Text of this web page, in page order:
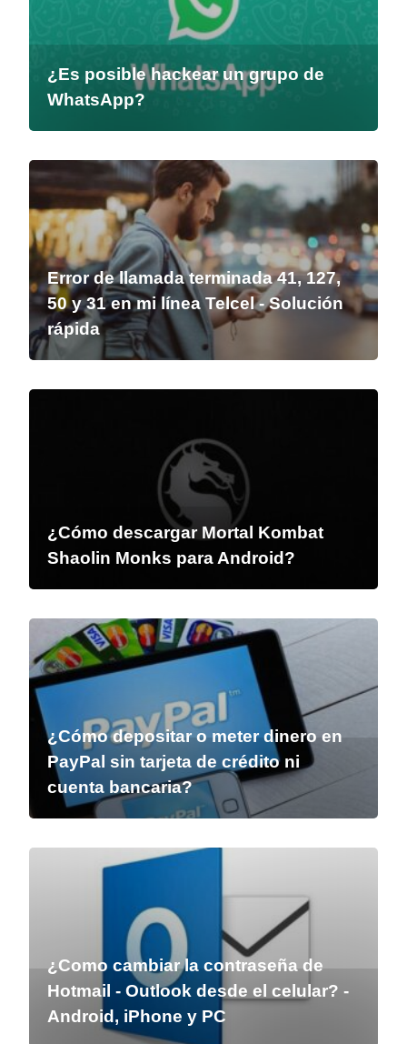
¿Es posible hackear un grupo de
WhatsApp?
Error de llamada terminada 41, 127,
50 y 31 en mi línea Telcel - Solución
rápida
¿Cómo descargar Mortal Kombat
Shaolin Monks para Android?
¿Cómo depositar o meter dinero en
PayPal sin tarjeta de crédito ni
cuenta bancaria?
¿Como cambiar la contraseña de
Hotmail - Outlook desde el celular? -
Android, iPhone y PC